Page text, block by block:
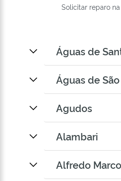
Solicitar reparo
Águas de
Águas de
Agudos
Alambari
Alfredo